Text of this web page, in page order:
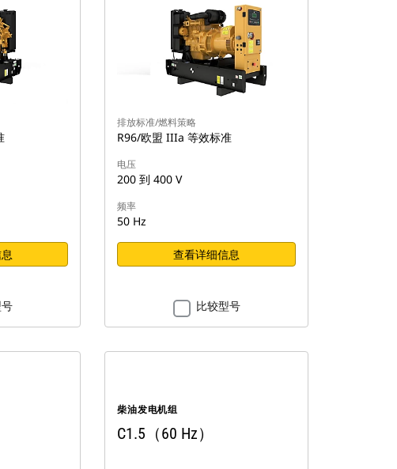
排放标准/燃料策略
R96/欧盟 IIIa 等效标准
电压
200 到 400 V
频率
50 Hz
查看详细信息
比较型号
柴油发电机组
C1.5（60 Hz）